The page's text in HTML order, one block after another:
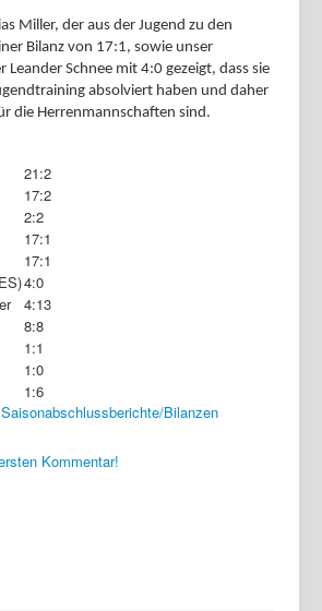
Miller, der aus der Jugend zu den
Bilanz von 17:1, sowie unser
Leander Schnee mit 4:0 gezeigt, dass sie
absolviert haben und daher
die Herrenmannschaften sind.
21:2
17:2
2:2
17:1
17:1
4:0
4:13
8:8
1:1
1:0
1:6
Bilanzen
Kommentar!